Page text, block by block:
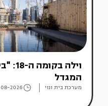
וילה
המגדל
מערכת בית ונוי 2026